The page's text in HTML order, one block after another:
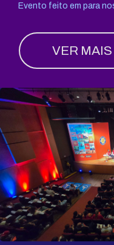
Evento feito em para
VER MAIS